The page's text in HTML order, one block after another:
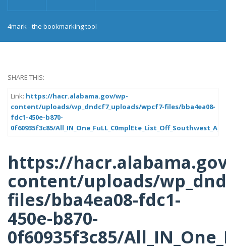
4mark - the bookmarking tool
SHARE THIS:
Link: https://hacr.alabama.gov/wp-
content/uploads/wp_dndcf7_uploads/wpcf7-files/bba4ea08-
fdc1-450e-b870-
0f60935f3c85/
https://
content/uploads/
files/bba4ea08-fdc1-
450e-b870-
0f60935f3c85/